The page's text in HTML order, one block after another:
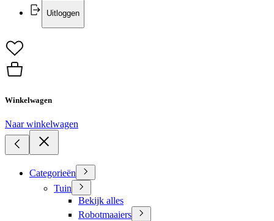
Uitloggen
Winkelwagen
Naar winkelwagen
Categorieën
Tuin
Bekijk alles
Robotmaaiers